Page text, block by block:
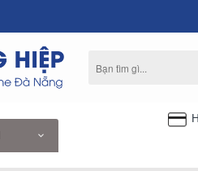
kiếm: